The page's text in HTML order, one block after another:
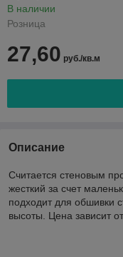
В наличии
Розница
27,60 руб./кв.м
Описание
Считается стеновым
жесткий за счет
подходит для обшивки
высоты. Цена зависит